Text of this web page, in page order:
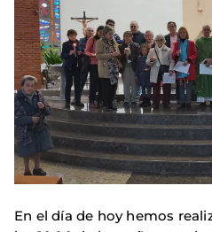
En el día de hoy hemos